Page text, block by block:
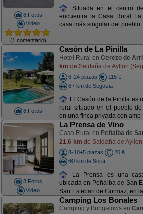
8 Fotos
Video
(1 comentario)
Situada en el centro
encuentra la Casa Rural
casa más singular del pueblo.
8 Fotos
Casón de La Pinilla
Hotel Rural en Cerezo de
km de Saldaña de Ayllon
6-24 plazas
115 €
67 km de Segovia
El Casón de la Pinilla es
rural situado en el pueblo
en una finca privada con amp
8 Fotos
Video
La Prensa de Vino
Casa Rural en Peñalba de
21,6 km de Saldaña de
8-10+5 plazas
20 €
60 km de Soria
La Prensa es una
ubicada en Peñalba de San
San Esteban de Gormaz, en
Camping Los Bonales
Camping y Bungalows en